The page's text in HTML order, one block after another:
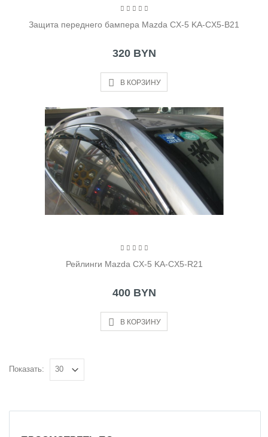
Защита переднего бампера Mazda CX-5 KA-CX5-B21
320 BYN
В КОРЗИНУ
Рейлинги Mazda CX-5 KA-CX5-R21
400 BYN
В КОРЗИНУ
Показать: